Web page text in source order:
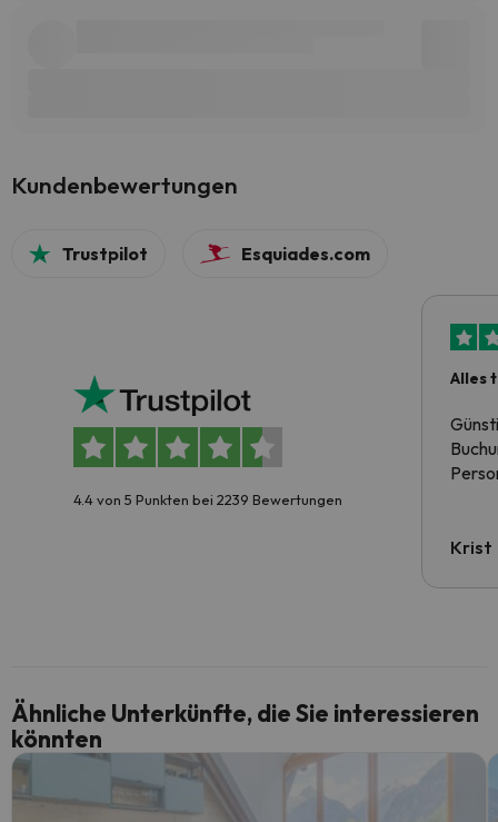
Kundenbewertungen
Trustpilot Esquiades.com
4.4 von 5 Punkten bei 2239 Bewertungen
Alles
Krist
Ähnliche Unterkünfte, die Sie interessieren
könnten